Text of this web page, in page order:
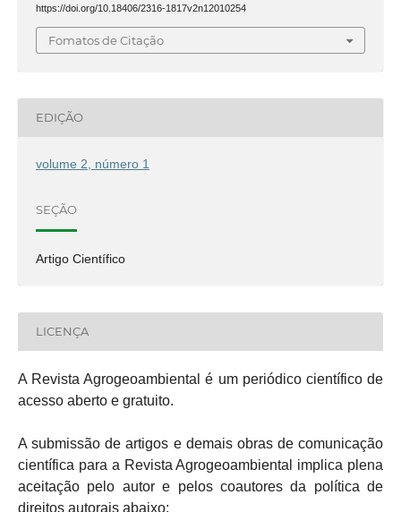
https://doi.org/10.18406/2316-1817v2n12010254
Fomatos de Citação
EDIÇÃO
volume 2, número 1
SEÇÃO
Artigo Científico
LICENÇA
A Revista Agrogeoambiental é um periódico científico de
acesso aberto e gratuito.
A submissão de artigos e demais obras de comunicação
científica para a Revista Agrogeoambiental implica plena
aceitação pelo autor e pelos coautores da política de
direitos autorais abaixo: